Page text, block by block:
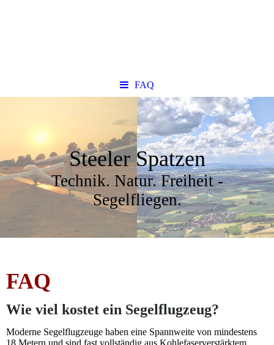
FAQ
Steeler Spatzen
Technik. Natur. Freiheit -
Segelfliegen.
FAQ
Wie viel kostet ein Segelflugzeug?
Moderne Segelflugzeuge haben eine Spannweite von mindestens